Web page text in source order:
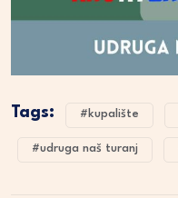
Tags: #kupalište
#udruga naš turanj